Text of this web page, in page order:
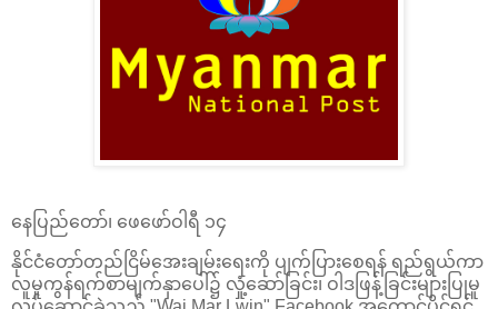
နေပြည်တော်၊ ဖေဖော်ဝါရီ ၁၄
နိုင်ငံတော်တည်ငြိမ်အေးချမ်းရေးကို ပျက်ပြားစေရန် ရည်ရွယ်ကာ
လူမှုကွန်ရက်စာမျက်နှာပေါ်၌ လှုံ့ဆော်ခြင်း၊ ဝါဒဖြန့်ခြင်းများပြုမူ